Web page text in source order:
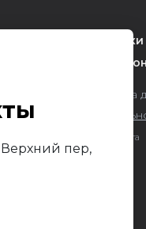
Верхний пер,
Арки
— оптовая продажа
Продвижение сайта
Darvin Studio